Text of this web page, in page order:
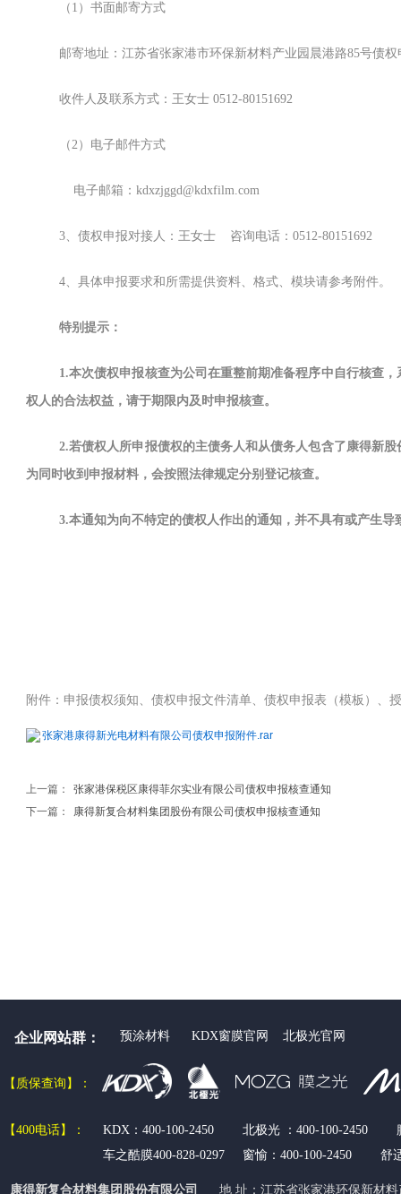
（1）书面邮寄方式
邮寄地址：江苏省张家港市环保新材料产业园晨港路85号债
收件人及联系方式：王女士 0512-80151692
（2）电子邮件方式
电子邮箱：kdxzjggd@kdxfilm.com
3、债权申报对接人：王女士 咨询电话：0512-80151692
4、具体申报要求和所需提供资料、格式、模块请参考附件。
特别提示：
1.本次债权申报核查为公司在重整前期准备程序中自行核查
权人的合法权益，请于期限内及时申报核查。
2.若债权人所申报债权的主债务人和从债务人包含了康得新
为同时收到申报材料，会按照法律规定分别登记核查。
3.本通知为向不特定的债权人作出的通知，并不具有或产生
附件：申报债权须知、债权申报文件清单、债权申报表（模板）、
张家港康得新光电材料有限公司债权申报附件.rar
上一篇：
张家港保税区康得菲尔实业有限公司债权申报核查通知
下一篇：
康得新复合材料集团股份有限公司债权申报核查通知
康得新复合材料集团股份有限公司 地 址：江苏省张家港环保新材
企业网站群：
【质保查询】：
【400电话】：
KDX：400-100-2450 北极光 ：400-100-2450
车之酷膜400-828-0297 窗愉： 400-100-2450 舒
预涂材料 KDX窗膜官网 北极光官网